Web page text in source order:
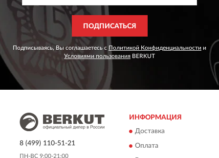
ПОДПИСАТЬСЯ
Подписываясь, Вы соглашаетесь с Политикой Конфиденциальности и
Условиями пользования BERKUT
8 (499) 110-51-21
ПН-ВС 9:00-21:00
ИНФОРМАЦИЯ
Доставка
Оплата